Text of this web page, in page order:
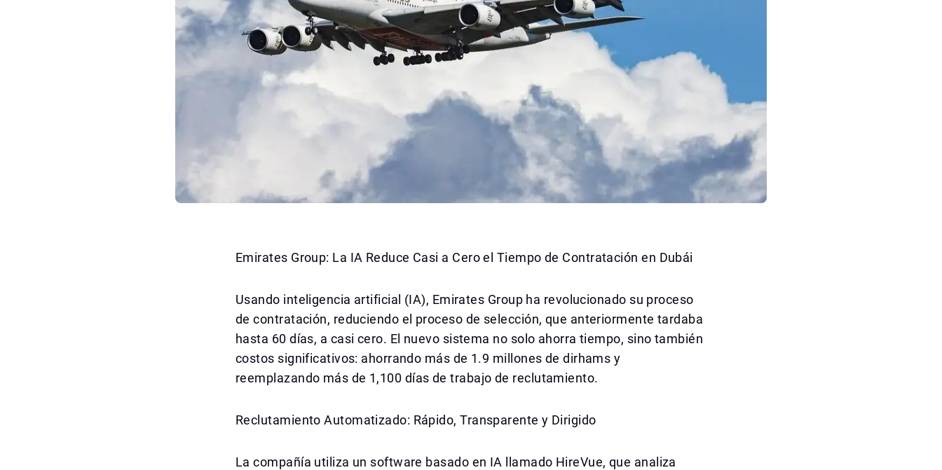
Emirates Group: La IA Reduce Casi a Cero el Tiempo de Contratación en Dubái
Usando inteligencia artificial (IA), Emirates Group ha revolucionado su proceso
de contratación, reduciendo el proceso de selección, que anteriormente tardaba
hasta 60 días, a casi cero. El nuevo sistema no solo ahorra tiempo, sino también
costos significativos: ahorrando más de 1.9 millones de dirhams y
reemplazando más de 1,100 días de trabajo de reclutamiento.
Reclutamiento Automatizado: Rápido, Transparente y Dirigido
La compañía utiliza un software basado en IA llamado HireVue, que analiza